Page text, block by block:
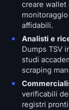
creare
affidabili.
Analisti e
Dumps TSV
studi
scraping
verificabili
registri